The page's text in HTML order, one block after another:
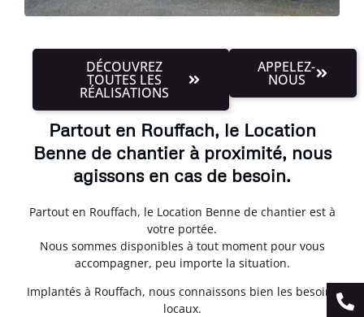
DÉCOUVREZ
TOUTES LES
RÉALISATIONS
APPELEZ-
NOUS
Partout en Rouffach, le Location
Benne de chantier à proximité, nous
agissons en cas de besoin.
Partout en Rouffach, le Location Benne de chantier est à
votre portée.
Nous sommes disponibles à tout moment pour vous
accompagner, peu importe la situation.
Implantés à Rouffach, nous connaissons bien les besoins
locaux.